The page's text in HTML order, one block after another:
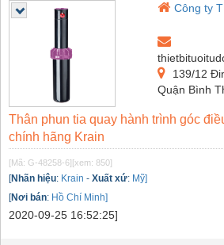
Công ty
139/12
Quận Bình
Thân phun tia quay hành trình góc
chính hãng Krain
[Mã: G-48258-6][xem: 850]
[Nhãn hiệu: Krain - Xuất xứ: Mỹ]
[Nơi bán: Hồ Chí Minh]
2020-09-25 16:52:25]